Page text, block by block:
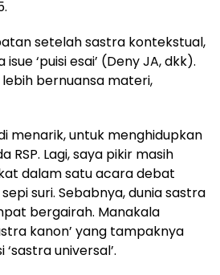
setelah sastra kontekstual,
‘puisi esai’ (Deny JA, dkk).
bernuansa materi,
menarik, untuk menghidupkan
RSP. Lagi, saya pikir masih
dalam satu acara debat
suri. Sebabnya, dunia sastra
bergairah. Manakala
kanon’ yang tampaknya
universal’.